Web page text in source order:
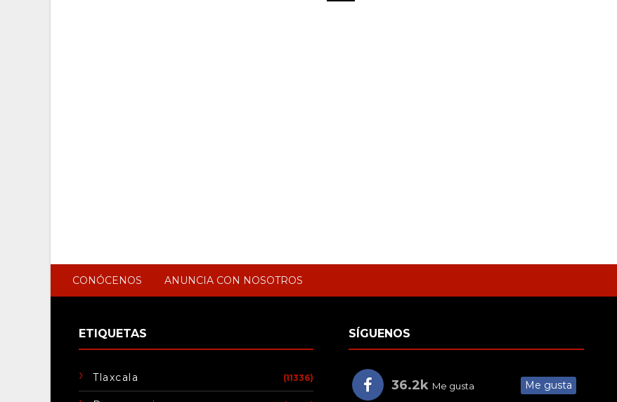
CONÓCENOS ANUNCIA CON NOSOTROS
ETIQUETAS
Tlaxcala (11336)
SÍGUENOS
36.2k Me gusta Me gusta